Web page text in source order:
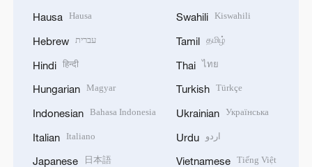
Hausa Hausa
Hebrew עברית
Hindi हिन्दी
Hungarian Magyar
Indonesian Bahasa Indonesia
Italian Italiano
Japanese 日本語
Swahili Kiswahili
Tamil தமிழ்
Thai ไทย
Turkish Türkçe
Ukrainian Українська
Urdu اردو
Vietnamese Tiếng Việt